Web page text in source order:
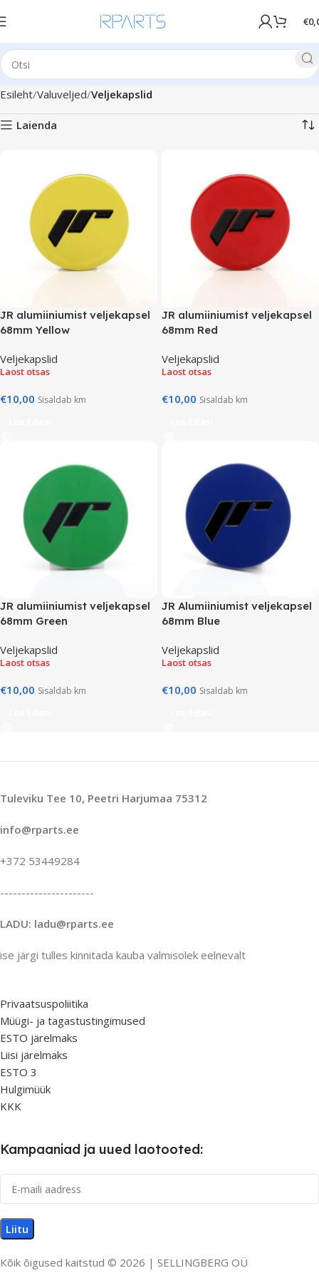
€
Esileht Valuveljed Veljekapslid
Laienda
JR alumiiniumist veljekapsel
68mm Yellow
Veljekapslid
Laost otsas
€10,00 Sisaldab km
JR alumiiniumist veljekapsel
68mm Red
Veljekapslid
Laost otsas
€10,00 Sisaldab km
JR alumiiniumist veljekapsel
68mm Green
Veljekapslid
Laost otsas
€10,00 Sisaldab km
JR Alumiiniumist veljekapsel
68mm Blue
Veljekapslid
Laost otsas
€10,00 Sisaldab km
Tuleviku Tee 10, Peetri Harjumaa 75312
info@rparts.ee
+372 53449284
----------------------
LADU: ladu@rparts.ee
ise järgi tulles kinnitada kauba valmisolek eelnevalt
Privaatsuspoliitika
Müügi- ja tagastustingimused
ESTO järelmaks
Liisi järelmaks
ESTO 3
Hulgimüük
KKK
Kampaaniad ja uued laotooted:
Kõik õigused kaitstud © 2026 | SELLINGBERG OÜ